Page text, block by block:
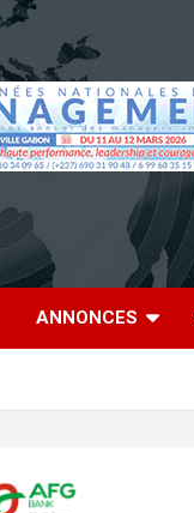
ANNONCES